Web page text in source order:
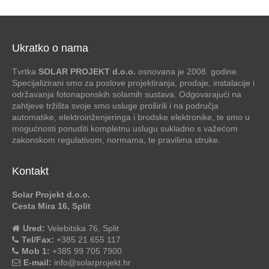
Ukratko o nama
Tvrtka SOLAR PROJEKT d.o.o. osnovana je 2008. godine.
Specijalizirani smo za poslove projektiranja, prodaje, instalacije i
održavanja fotonaponskih solarnih sustava. Odgovarajući na
zahtjeve tržišta svoje smo usluge proširili i na područja
automatike, elektroinženjeringa i brodske elektronike, te smo u
mogućnosti ponuditi kompletnu uslugu sukladno s važećom
zakonskom regulativom, normama, te pravilima struke.
Kontakt
Solar Projekt d.o.o.
Cesta Mira 16, Split
Ured: Velebitska 76, Split
Tel/Fax: +385 21 655 117
Mob 1: +385 99 705 7900
E-mail: info@solarprojekt.hr